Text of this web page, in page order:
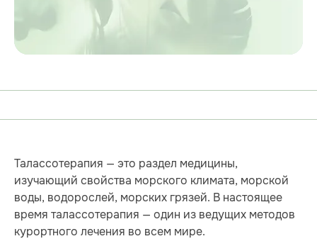
Талассотерапия — это раздел медицины,
изучающий свойства морского климата, морской
воды, водорослей, морских грязей. В настоящее
время талассотерапия — один из ведущих методов
курортного лечения во всем мире.